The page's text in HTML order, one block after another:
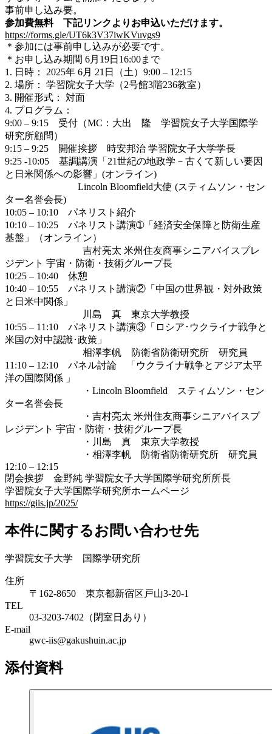
事前申し込み要。
参加費無料 下記リンクよりお申込いただけます。
https://forms.gle/UT6k3V37iwKVuvgs9
＊参加には事前申し込みが必要です。
＊お申し込み期間 6月19日16:00まで
1. 日時： 2025年 6月 21日（土）9:00 – 12:15
2. 場所： 学習院女子大学（2号館3階236教室）
3. 開催形式： 対面
4. プログラム：
9:00 – 9:15 受付（MC：大出 隆 学習院女子大学国際学
研究所顧問）
9:15 – 9:25 開催挨拶 時安邦治 学習院女子大学学長
9:25 -10:05 基調講演「21世紀の地政学－古くて新しい要因
と日米関係への影響」(オンライン)
Lincoln Bloomfield大使 (スティムソン・セン
ター名誉会長)
10:05 – 10:10 パネリスト紹介
10:10 – 10:25 パネリスト講演➀「経済安全保障と防衛生産
基盤」（オンライン）
吉村亮太 米州住友商事シニアバイスプレ
ジデント 宇宙・防衛・技術グループ長
10:25 – 10:40 休憩
10:40 – 10:55 パネリスト講演②「中国の世界観・対外政策
と日米中関係」
川島 真 東京大学教授
10:55 – 11:10 パネリスト講演③「ロシア･ウクライナ戦争と
米国の対中認識･政策」
相澤李帆 防衛省防衛研究所 研究員
11:10 – 12:10 パネル討論 「ウクライナ戦争とアジア太平
洋の国際関係 」
・Lincoln Bloomfield スティムソン・セン
ター名誉会長
・吉村亮太 米州住友商事シニアバイスプ
レジデント 宇宙・防衛・技術グループ長
・川島 真 東京大学教授
・相澤李帆 防衛省防衛研究所 研究員
12:10 – 12:15
閉会挨拶 金野純 学習院女子大学国際学研究所所長
学習院女子大学国際学研究所ホームページ
https://giis.jp/2025/
本件に関するお問い合わせ先
学習院女子大学 国際学研究所
住所
〒162-8650 東京都新宿区戸山3-20-1
TEL
03-3203-7402（閉室日あり）
E-mail
gwc-iis@gakushuin.ac.jp
添付資料